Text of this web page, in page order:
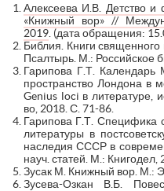
Алексеева И.В. Детство
«Книжный вор» //
2019. (дата обращения:
Библия. Книги
Псалтырь. М.: Российское
Гарипова Г.Т. Календарь
пространство Лондона в
Genius loci в литературе,
во, 2018. С. 71-86.
Гарипова Г.Т. Специфика
литературы в
наследия СССР в
науч. статей. М.: Книгодел,
Зусак М. Книжный вор. М.:
Зусева-Озкан В.Б.